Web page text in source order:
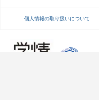
個人情報の取り扱いについて